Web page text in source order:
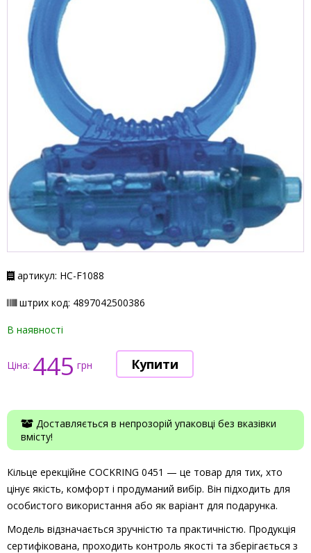
артикул: НС-F1088
штрих код: 4897042500386
В наявності
Ціна: 445 грн
Доставляється в непрозорій упаковці без вказівки
вмісту!
Кільце ерекційне COCKRING 0451 — це товар для тих, хто
цінує якість, комфорт і продуманий вибір. Він підходить для
особистого використання або як варіант для подарунка.
Модель відзначається зручністю та практичністю. Продукція
сертифікована, проходить контроль якості та зберігається з